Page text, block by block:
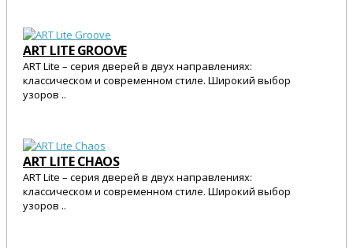
ART LITE GROOVE
ART Lite – серия дверей в двух направлениях:
классическом и современном стиле. Широкий выбор
узоров ..
ART LITE CHAOS
ART Lite – серия дверей в двух направлениях:
классическом и современном стиле. Широкий выбор
узоров ..